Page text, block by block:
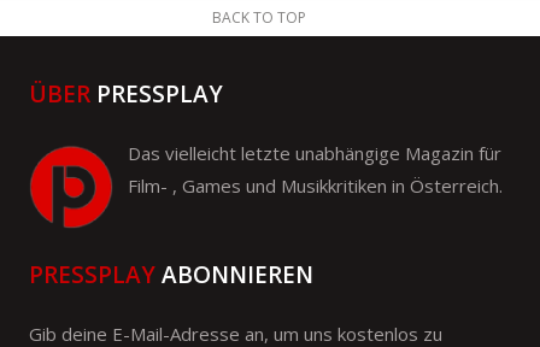
BACK TO TOP
ÜBER PRESSPLAY
Das vielleicht letzte unabhängige Magazin für
Film- , Games und Musikkritiken in Österreich.
PRESSPLAYABONNIEREN
Gib deine E-Mail-Adresse an, um uns kostenlos zu